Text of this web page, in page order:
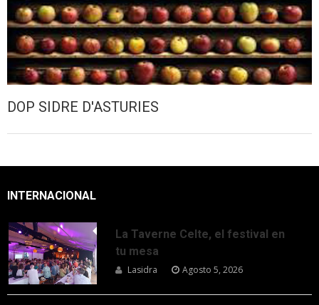
DOP SIDRE D'ASTURIES
INTERNACIONAL
La Taverne Celte, el festival en
tu mesa
Lasidra Agosto 5, 2026